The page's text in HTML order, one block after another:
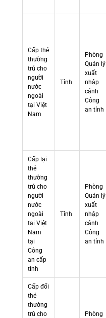
Cấp thẻ
thường
trú cho
người
nước
ngoài
tại Việt
Nam
Tỉnh
Phòng
Quản lý
xuất
nhập
cảnh
Công
an tỉnh
Cấp lại
thẻ
thường
trú cho
người
nước
ngoài
tại Việt
Nam
tại
Công
an cấp
tỉnh
Tỉnh
Phòng
Quản lý
xuất
nhập
cảnh
Công
an tỉnh
Cấp đổi
thẻ
thường
trú cho
Phòng